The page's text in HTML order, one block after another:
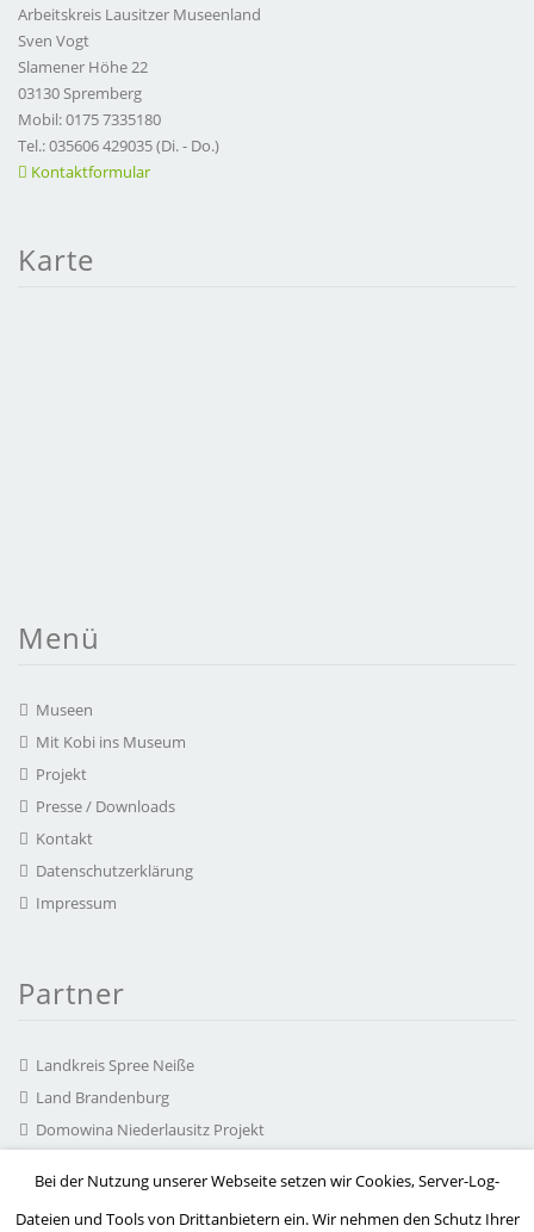
Arbeitskreis Lausitzer Museenland
Sven Vogt
Slamener Höhe 22
03130 Spremberg
Mobil: 0175 7335180
Tel.: 035606 429035 (Di. - Do.)
Kontaktformular
Karte
Menü
Museen
Mit Kobi ins Museum
Projekt
Presse / Downloads
Kontakt
Datenschutzerklärung
Impressum
Partner
Landkreis Spree Neiße
Land Brandenburg
Domowina Niederlausitz Projekt
Hearonymus GmbH
Arbeitskreis Serbska kupa
Bei der Nutzung unserer Webseite setzen wir Cookies, Server-Log-
Dateien und Tools von Drittanbietern ein. Wir nehmen den Schutz Ihrer